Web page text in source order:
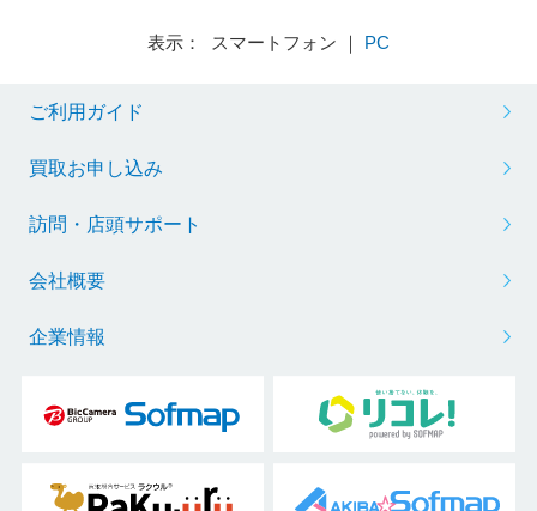
表示： スマートフォン ｜ PC
ご利用ガイド
買取お申し込み
訪問・店頭サポート
会社概要
企業情報